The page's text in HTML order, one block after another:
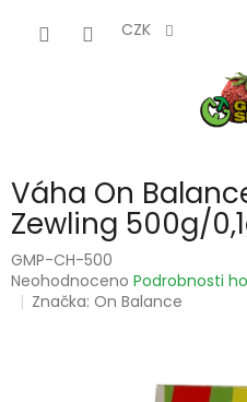
CZK
Váha On
Zewling 500g/
GMP-CH-500
Průměrné
hodnocení
Neohodnoceno Podrobnosti
Značka:On Balance